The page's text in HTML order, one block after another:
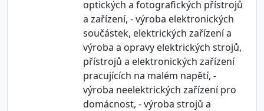
optických a fotografických přístrojů
a zařízení, - výroba elektronických
součástek, elektrických zařízení a
výroba a opravy elektrických strojů,
přístrojů a elektronických zařízení
pracujících na malém napětí, -
výroba neelektrických zařízení pro
domácnost, - výroba strojů a